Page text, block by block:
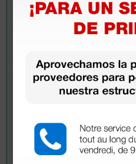
¿Todavía tienes alguna
información?
Envía ahora mismo tu
Envía tu